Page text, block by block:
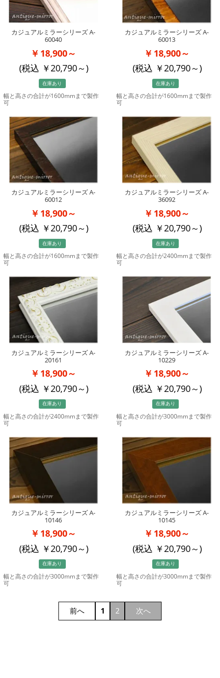
カジュアルミラーシリーズ A-
60040
18,900～
(税込
20,790～)
在庫あり
幅と高さの合計が1600mmまで製作
可
カジュアルミラーシリーズ A-
60013
18,900～
(税込
20,790～)
在庫あり
幅と高さの合計が1600mmまで製作
可
カジュアルミラーシリーズ A-
60012
18,900～
(税込
20,790～)
在庫あり
幅と高さの合計が1600mmまで製作
可
カジュアルミラーシリーズ A-
36092
18,900～
(税込
20,790～)
在庫あり
幅と高さの合計が2400mmまで製作
可
カジュアルミラーシリーズ A-
20161
18,900～
(税込
20,790～)
在庫あり
幅と高さの合計が2400mmまで製作
可
カジュアルミラーシリーズ A-
10229
18,900～
(税込
20,790～)
在庫あり
幅と高さの合計が3000mmまで製作
可
カジュアルミラーシリーズ A-
10146
18,900～
(税込
20,790～)
在庫あり
幅と高さの合計が3000mmまで製作
可
カジュアルミラーシリーズ A-
10145
18,900～
(税込
20,790～)
在庫あり
幅と高さの合計が3000mmまで製作
可
前へ 1 2 次へ